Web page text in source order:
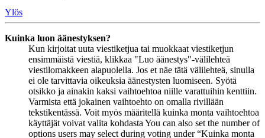
Ylös
Kuinka luon äänestyksen?
Kun kirjoitat uuta viestiketjua tai muokkaat viestiketjun
ensimmäistä viestiä, klikkaa "Luo äänestys"-välilehteä
viestilomakkeen alapuolella. Jos et näe tätä välilehteä, sinulla
ei ole tarvittavia oikeuksia äänestysten luomiseen. Syötä
otsikko ja ainakin kaksi vaihtoehtoa niille varattuihin kenttiin.
Varmista että jokainen vaihtoehto on omalla rivillään
tekstikentässä. Voit myös määritellä kuinka monta vaihtoehtoa
käyttäjät voivat valita kohdasta You can also set the number of
options users may select during voting under “Kuinka monta